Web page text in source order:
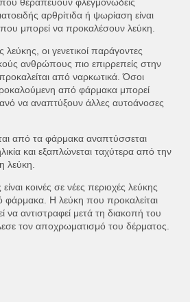
αρθρίτιδα ή ψωρίαση είναι
μπορεί να προκαλέσουν λεύκη.
οι γενετικοί παράγοντες
ανθρώπους πιο επιρρεπείς στην
από ναρκωτικά. Όσοι
από φάρμακα μπορεί
να αναπτύξουν άλλες αυτοάνοσες
από τα φάρμακα αναπτύσσεται
και εξαπλώνεται ταχύτερα από την
λεύκη.
κοινές σε νέες περιοχές λεύκης
Η λεύκη που προκαλείται
αντιστραφεί μετά τη διακοπή του
τον αποχρωματισμό του δέρματος.